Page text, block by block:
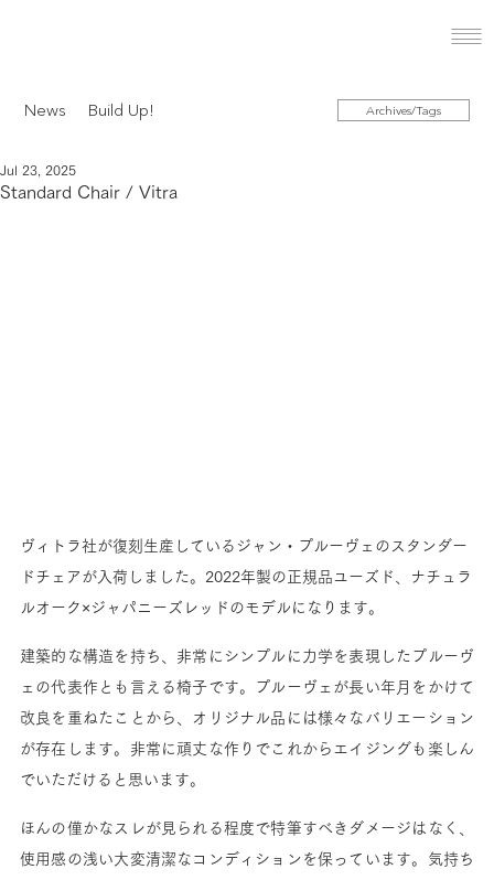
Standard Chair / Vitra
Jul 23, 2025
ヴィトラ社が復刻生産しているジャン・プルーヴェのスタンダー
ドチェアが入荷しました。2022年製の正規品ユーズド、ナチュラ
ルオーク×ジャパニーズレッドのモデルになります。
建築的な構造を持ち、非常にシンプルに力学を表現したプルーヴ
ェの代表作とも言える椅子です。プルーヴェが長い年月をかけて
改良を重ねたことから、オリジナル品には様々なバリエーション
が存在します。非常に頑丈な作りでこれからエイジングも楽しん
でいただけると思います。
ほんの僅かなスレが見られる程度で特筆すべきダメージはなく、
使用感の浅い大変清潔なコンディションを保っています。気持ち
News Build Up! Archives/Tags